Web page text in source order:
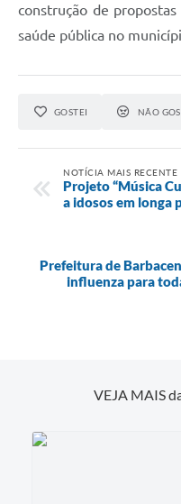
construção de
saúde pública no
GOSTEI NÃO
NOTÍCIA MAIS RECENTE
Projeto “Música
a idosos em longa
Prefeitura de
influenza para
VEJA MAIS